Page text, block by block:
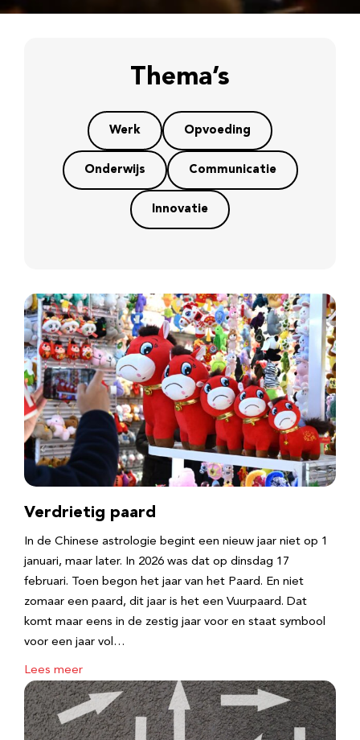
Thema’s
Werk Opvoeding
Onderwijs Communicatie
Innovatie
Verdrietig paard
In de Chinese astrologie begint een nieuw jaar niet op 1
januari, maar later. In 2026 was dat op dinsdag 17
februari. Toen begon het jaar van het Paard. En niet
zomaar een paard, dit jaar is het een Vuurpaard. Dat
komt maar eens in de zestig jaar voor en staat symbool
voor een jaar vol…
Lees meer